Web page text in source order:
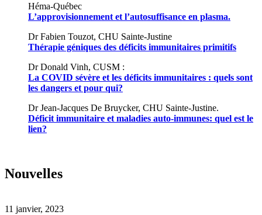
Héma-Québec
L’approvisionnement et l’autosuffisance en plasma.
Dr Fabien Touzot, CHU Sainte-Justine
Thérapie géniques des déficits immunitaires primitifs
Dr Donald Vinh, CUSM :
La COVID sévère et les déficits immunitaires : quels sont
les dangers et pour qui?
Dr Jean-Jacques De Bruycker, CHU Sainte-Justine.
Déficit immunitaire et maladies auto-immunes: quel est le
lien?
Nouvelles
11 janvier, 2023